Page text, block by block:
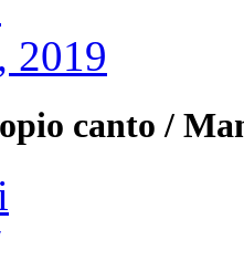
canto /